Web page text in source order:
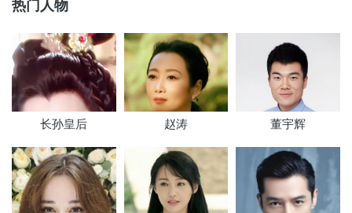
热门人物
长孙皇后 赵涛 董宇辉